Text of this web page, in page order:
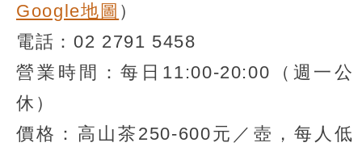
Google地圖 ）
電話：02 2791 5458
營業時間：每日11:00-20:00（週一公
休）
價格：高山茶250-600元／壺，每人低